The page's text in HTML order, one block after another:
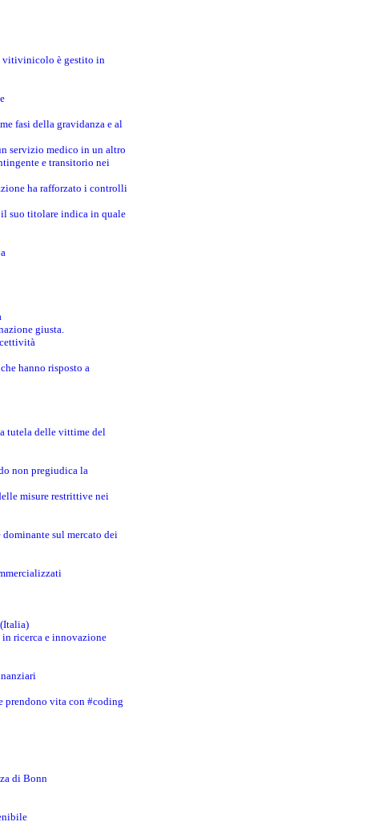
vitivinicolo è gestito in
fasi della gravidanza e al
servizio medico in un altro
e transitorio nei
ha rafforzato i controlli
suo titolare indica in quale
giusta.
hanno risposto a
tutela delle vittime del
non pregiudica la
misure restrittive nei
sul mercato dei
ricerca e innovazione
prendono vita con #coding
di Bonn